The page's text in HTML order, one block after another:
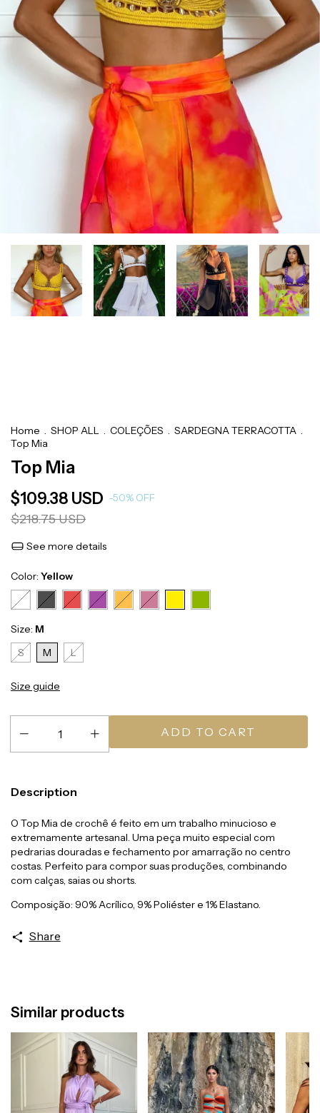
Home . SHOP ALL . COLEÇÕES . SARDEGNA TERRACOTTA .
Top Mia
Top Mia
$109.38 USD -50% OFF
$218.75 USD
See more details
Color: Yellow
Size: M
S
M L
Size guide
Description
O Top Mia de crochê é feito em um trabalho minucioso e
extremamente artesanal. Uma peça muito especial com
pedrarias douradas e fechamento por amarração no centro
costas. Perfeito para compor suas produções, combinando
com calças, saias ou shorts.
Composição: 90% Acrílico, 9% Poliéster e 1% Elastano.
Share
Similar products